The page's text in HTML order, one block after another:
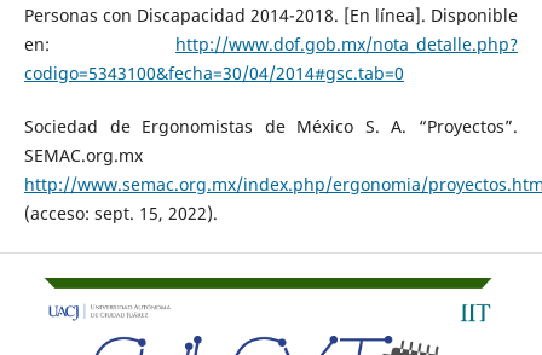
Personas con Discapacidad 2014-2018. [En línea]. Disponible
en: http://www.dof.gob.mx/nota_detalle.php?
codigo=5343100&fecha=30/04/2014#gsc.tab=0
Sociedad de Ergonomistas de México S. A. “Proyectos”.
SEMAC.org.mx
http://www.semac.org.mx/index.php/ergonomia/
(acceso: sept. 15, 2022).